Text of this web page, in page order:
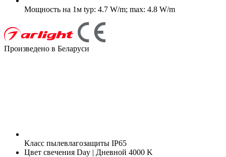
Мощность на 1м typ: 4.7 W/m; max: 4.8 W/m
Произведено в Беларуси
Класс пылевлагозащиты IP65
Цвет свечения Day | Дневной 4000 K